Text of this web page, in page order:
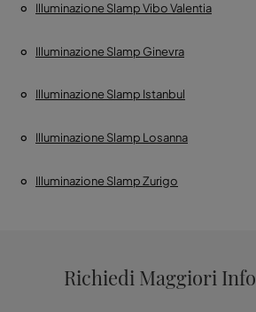
Illuminazione Slamp Vibo Valentia
Illuminazione Slamp Ginevra
Illuminazione Slamp Istanbul
Illuminazione Slamp Losanna
Illuminazione Slamp Zurigo
Richiedi Maggiori